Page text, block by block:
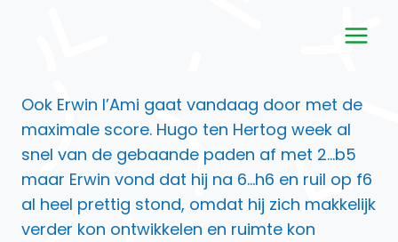
Ook Erwin l’Ami gaat vandaag door met de
maximale score. Hugo ten Hertog week al
snel van de gebaande paden af met 2…b5
maar Erwin vond dat hij na 6…h6 en ruil op f6
al heel prettig stond, omdat hij zich makkelijk
verder kon ontwikkelen en ruimte kon